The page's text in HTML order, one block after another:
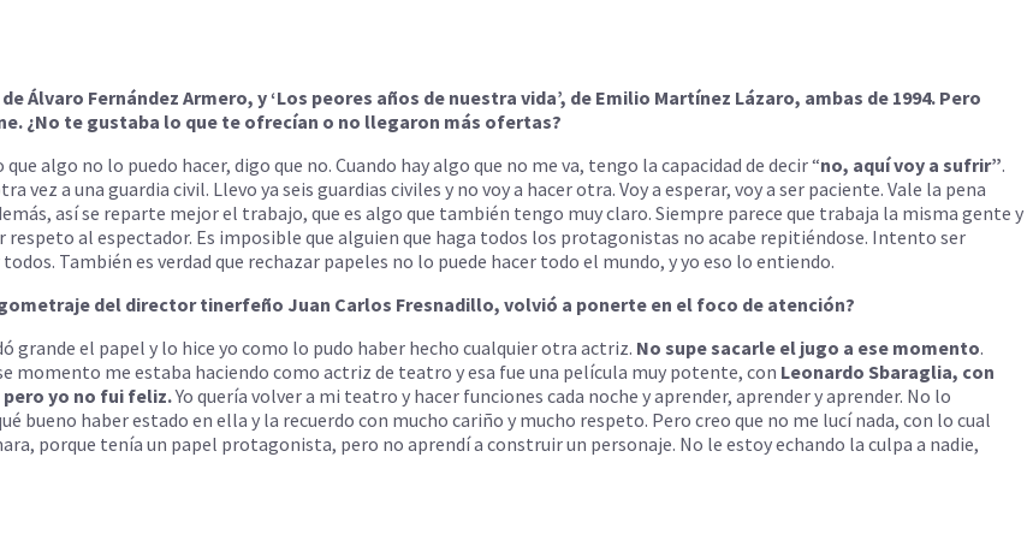
Fernández Armero, y ‘Los peores años de nuestra vida’, de Emilio Martínez Lázaro, ambas de 1994. Pero
¿No te gustaba lo que te ofrecían o no llegaron más ofertas?
algo no lo puedo hacer, digo que no. Cuando hay algo que no me va, tengo la capacidad de decir “no, aquí voy a sufrir”.
a una guardia civil. Llevo ya seis guardias civiles y no voy a hacer otra. Voy a esperar, voy a ser paciente. Vale la pena
así se reparte mejor el trabajo, que es algo que también tengo muy claro. Siempre parece que trabaja la misma gente y
al espectador. Es imposible que alguien que haga todos los protagonistas no acabe repitiéndose. Intento ser
También es verdad que rechazar papeles no lo puede hacer todo el mundo, y yo eso lo entiendo.
del director tinerfeño Juan Carlos Fresnadillo, volvió a ponerte en el foco de atención?
grande el papel y lo hice yo como lo pudo haber hecho cualquier otra actriz. No supe sacarle el jugo a ese momento.
momento me estaba haciendo como actriz de teatro y esa fue una película muy potente, con Leonardo Sbaraglia, con
pero yo no fui feliz.Yo quería volver a mi teatro y hacer funciones cada noche y aprender, aprender y aprender. No lo
bueno haber estado en ella y la recuerdo con mucho cariño y mucho respeto. Pero creo que no me lucí nada, con lo cual
porque tenía un papel protagonista, pero no aprendí a construir un personaje. No le estoy echando la culpa a nadie,